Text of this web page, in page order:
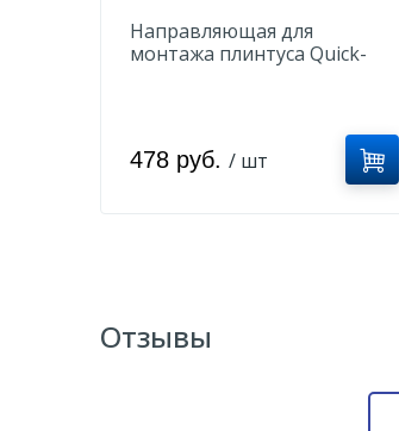
Направляющая для
монтажа плинтуса Quick-
478 руб. / шт
Отзывы